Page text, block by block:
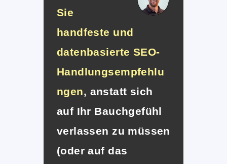
Sie
handfeste und
datenbasierte SEO-
Handlungsempfehlu
ngen, anstatt sich
auf Ihr Bauchgefühl
verlassen zu müssen
(oder auf das